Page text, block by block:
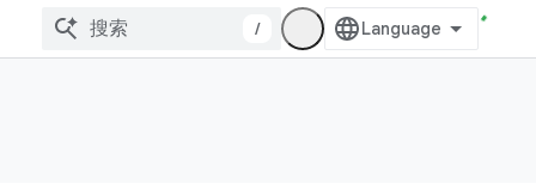
/